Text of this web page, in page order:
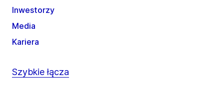
Inwestorzy
Media
Kariera
Szybkie łącza